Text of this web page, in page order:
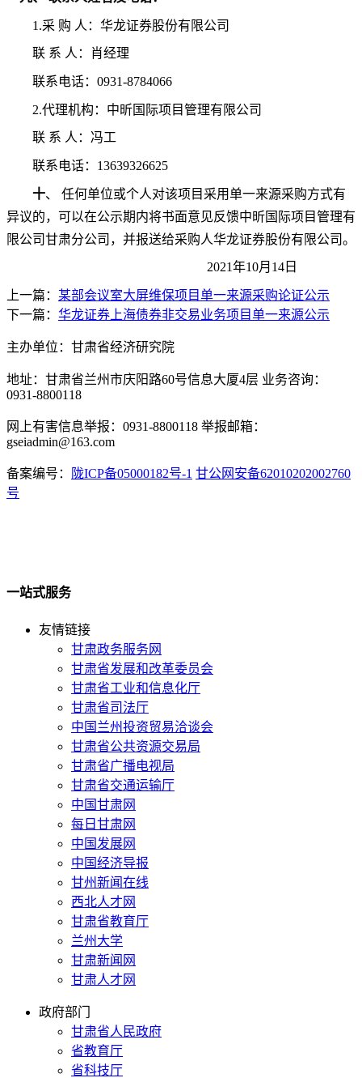
1.采 购 人：华龙证券股份有限公司
联 系 人：肖经理
联系电话： 0931-8784066
2.代理机构：中昕国际项目管理有限公司
联 系 人：冯工
联系电话： 13639326625
十、
任何单位或个人对该项目采用单一来源采购方式有
异议的，可以在公示期内将书面意见反馈中昕国际项目管理有
限公司甘肃分公司，并报送给采购人华龙证券股份有限公司。
2021年10月14日
上一篇： 某部会议室大屏维保项目单一来源采购论证公示
下一篇： 华龙证券上海债券非交易业务项目单一来源公示
主办单位：甘肃省经济研究院
地址：甘肃省兰州市庆阳路60号信息大厦4层 业务咨询：
0931-8800118
网上有害信息举报：0931-8800118 举报邮箱：
gseiadmin@163.com
备案编号： 陇ICP备05000182号-1 甘公网安备62010202002760
号
一站式服务
友情链接
甘肃政务服务网
甘肃省发展和改革委员会
甘肃省工业和信息化厅
甘肃省司法厅
中国兰州投资贸易洽谈会
甘肃省公共资源交易局
甘肃省广播电视局
甘肃省交通运输厅
中国甘肃网
每日甘肃网
中国发展网
中国经济导报
甘州新闻在线
西北人才网
甘肃省教育厅
兰州大学
甘肃新闻网
甘肃人才网
政府部门
甘肃省人民政府
省教育厅
省科技厅